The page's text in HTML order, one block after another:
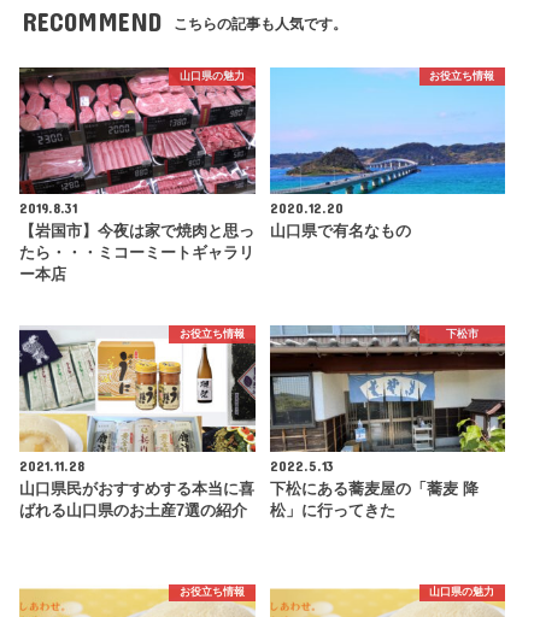
RECOMMEND こちらの記事も人気です。
山口県の魅力
2019.8.31
【岩国市】今夜は家で焼肉と思っ
たら・・・ミコーミートギャラリ
ー本店
お役立ち情報
2020.12.20
山口県で有名なもの
お役立ち情報
2021.11.28
山口県民がおすすめする本当に喜
ばれる山口県のお土産7選の紹介
下松市
2022.5.13
下松にある蕎麦屋の「蕎麦 降
松」に行ってきた
お役立ち情報 山口県の魅力